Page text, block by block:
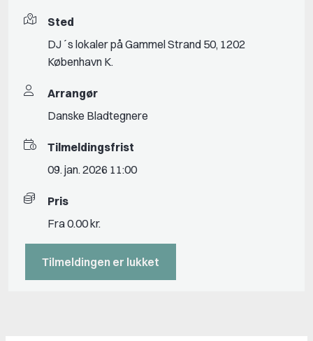
Sted
DJ´s lokaler på Gammel Strand 50, 1202
København K.
Arrangør
Danske Bladtegnere
Tilmeldingsfrist
09. jan. 2026 11:00
Pris
Fra 0.00 kr.
Tilmeldingen er lukket